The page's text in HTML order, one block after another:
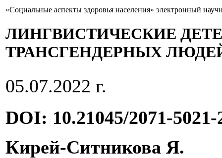
«Социальные аспекты здоровья населения» электронный
ЛИНГВИСТИЧЕСКИЕ
ТРАНСГЕНДЕРНЫХ
05.07.2022 г.
DOI: 10.21045/2071-5021-
Кирей-Ситникова Я.